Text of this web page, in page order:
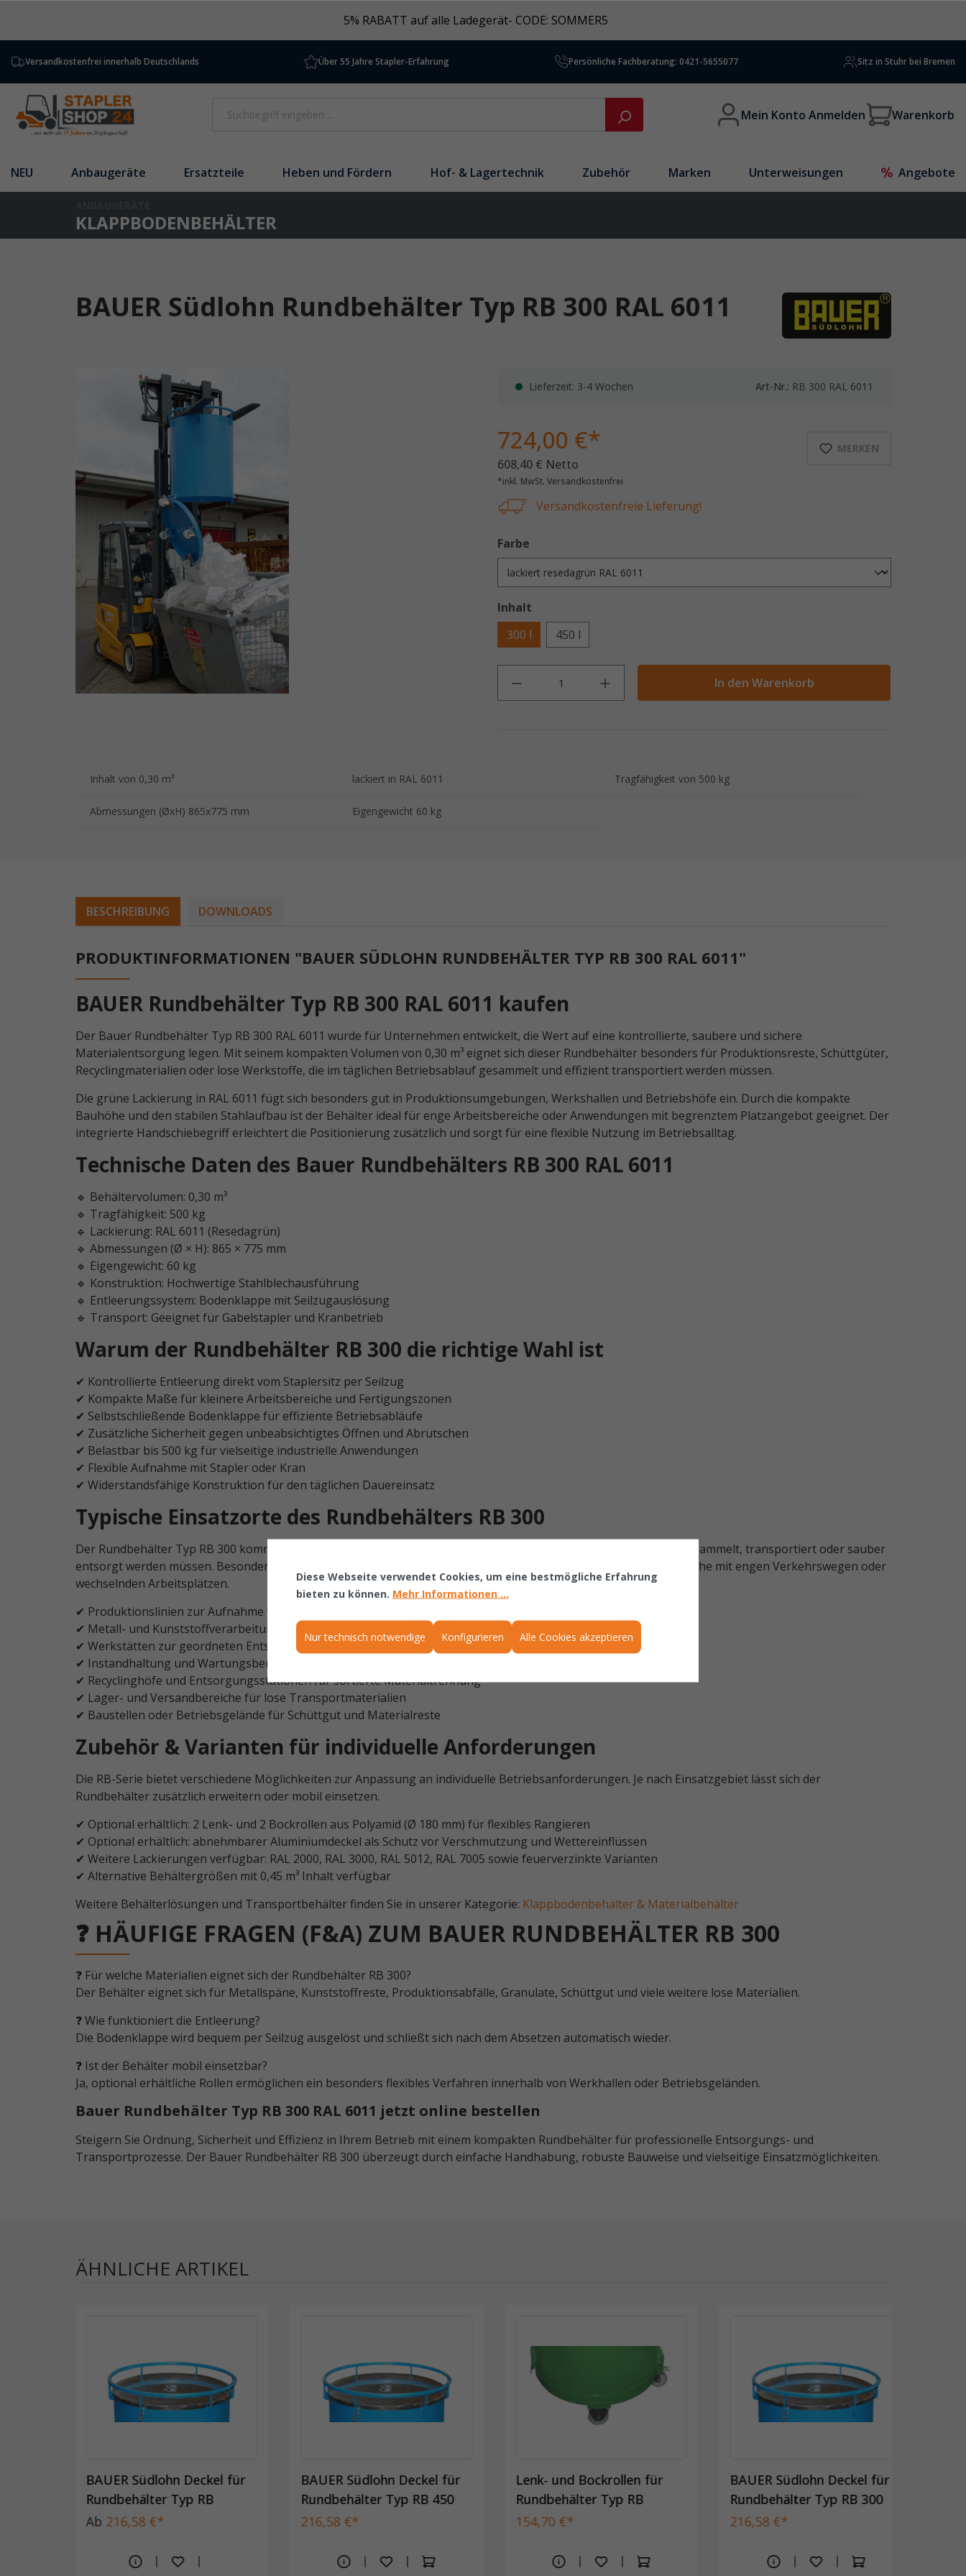
5% RABATT auf alle Ladegerät- CODE: SOMMER5
Versandkostenfrei innerhalb Deutschlands Über 55 Jahre Stapler-Erfahrung Persönliche Fachberatung: 0421-5655077 Sitz in Stuhr bei Bremen
Mein Konto Anmelden Warenkorb
NEU Anbaugeräte Ersatzteile Heben und Fördern Hof- & Lagertechnik Zubehör Marken Unterweisungen Angebote
KLAPPBODENBEHÄLTER
BAUER Südlohn Rundbehälter Typ RB 300 RAL 6011
Lieferzeit: 3-4 Wochen Art-Nr.: RB 300 RAL 6011
MERKEN
724,00 €*
608,40 € Netto
*inkl. MwSt. Versandkostenfrei
Versandkostenfreie Lieferung!
Farbe
Inhalt
300 l
450 l
In den Warenkorb
Inhalt von 0,30 m³ lackiert in RAL 6011 Tragfähigkeit von 500 kg
Abmessungen (ØxH) 865x775 mm Eigengewicht 60 kg
BESCHREIBUNG DOWNLOADS
PRODUKTINFORMATIONEN "BAUER SÜDLOHN RUNDBEHÄLTER TYP RB 300 RAL 6011"
BAUER Rundbehälter Typ RB 300 RAL 6011 kaufen
Der Bauer Rundbehälter Typ RB 300 RAL 6011 wurde für Unternehmen entwickelt, die Wert auf eine kontrollierte, saubere und sichere
Materialentsorgung legen. Mit seinem kompakten Volumen von 0,30 m³ eignet sich dieser Rundbehälter besonders für Produktionsreste, Schüttgüter,
Recyclingmaterialien oder lose Werkstoffe, die im täglichen Betriebsablauf gesammelt und effizient transportiert werden müssen.
Die grüne Lackierung in RAL 6011 fügt sich besonders gut in Produktionsumgebungen, Werkshallen und Betriebshöfe ein. Durch die kompakte
Bauhöhe und den stabilen Stahlaufbau ist der Behälter ideal für enge Arbeitsbereiche oder Anwendungen mit begrenztem Platzangebot geeignet. Der
integrierte Handschiebegriff erleichtert die Positionierung zusätzlich und sorgt für eine flexible Nutzung im Betriebsalltag.
Technische Daten des Bauer Rundbehälters RB 300 RAL 6011
🔹 Behältervolumen: 0,30 m³
🔹 Tragfähigkeit: 500 kg
🔹 Lackierung: RAL 6011 (Resedagrün)
🔹 Abmessungen (Ø × H): 865 × 775 mm
🔹 Eigengewicht: 60 kg
🔹 Konstruktion: Hochwertige Stahlblechausführung
🔹 Entleerungssystem: Bodenklappe mit Seilzugauslösung
🔹 Transport: Geeignet für Gabelstapler und Kranbetrieb
Warum der Rundbehälter RB 300 die richtige Wahl ist
✔ Kontrollierte Entleerung direkt vom Staplersitz per Seilzug
✔ Kompakte Maße für kleinere Arbeitsbereiche und Fertigungszonen
✔ Selbstschließende Bodenklappe für effiziente Betriebsabläufe
✔ Zusätzliche Sicherheit gegen unbeabsichtigtes Öffnen und Abrutschen
✔ Belastbar bis 500 kg für vielseitige industrielle Anwendungen
✔ Flexible Aufnahme mit Stapler oder Kran
✔ Widerstandsfähige Konstruktion für den täglichen Dauereinsatz
Typische Einsatzorte des Rundbehälters RB 300
Der Rundbehälter Typ RB 300 kommt überall dort zum Einsatz, wo kleinere bis mittlere Materialmengen schnell gesammelt, transportiert oder sauber
entsorgt werden müssen. Besonders durch die kompakte Bauweise eignet sich dieses Modell für Produktionsbereiche mit engen Verkehrswegen oder
wechselnden Arbeitsplätzen.
✔ Produktionslinien zur Aufnahme von Reststoffen und Ausschussmaterial
✔ Metall- und Kunststoffverarbeitung für Späne, Granulate oder Zuschnittreste
✔ Werkstätten zur geordneten Entsorgung von Materialabfällen
✔ Instandhaltung und Wartungsbereiche zur Sammlung technischer Reststoffe
✔ Recyclinghöfe und Entsorgungsstationen für sortierte Materialtrennung
✔ Lager- und Versandbereiche für lose Transportmaterialien
✔ Baustellen oder Betriebsgelände für Schüttgut und Materialreste
Zubehör & Varianten für individuelle Anforderungen
Die RB-Serie bietet verschiedene Möglichkeiten zur Anpassung an individuelle Betriebsanforderungen. Je nach Einsatzgebiet lässt sich der
Rundbehälter zusätzlich erweitern oder mobil einsetzen.
✔ Optional erhältlich: 2 Lenk- und 2 Bockrollen aus Polyamid (Ø 180 mm) für flexibles Rangieren
✔ Optional erhältlich: abnehmbarer Aluminiumdeckel als Schutz vor Verschmutzung und Wettereinflüssen
✔ Weitere Lackierungen verfügbar: RAL 2000, RAL 3000, RAL 5012, RAL 7005 sowie feuerverzinkte Varianten
✔ Alternative Behältergrößen mit 0,45 m³ Inhalt verfügbar
Weitere Behälterlösungen und Transportbehälter finden Sie in unserer Kategorie: Klappbodenbehälter & Materialbehälter
❓ HÄUFIGE FRAGEN (F&A) ZUM BAUER RUNDBEHÄLTER RB 300
❓ Für welche Materialien eignet sich der Rundbehälter RB 300?
Der Behälter eignet sich für Metallspäne, Kunststoffreste, Produktionsabfälle, Granulate, Schüttgut und viele weitere lose Materialien.
❓ Wie funktioniert die Entleerung?
Die Bodenklappe wird bequem per Seilzug ausgelöst und schließt sich nach dem Absetzen automatisch wieder.
❓ Ist der Behälter mobil einsetzbar?
Ja, optional erhältliche Rollen ermöglichen ein besonders flexibles Verfahren innerhalb von Werkhallen oder Betriebsgeländen.
Bauer Rundbehälter Typ RB 300 RAL 6011 jetzt online bestellen
Steigern Sie Ordnung, Sicherheit und Effizienz in Ihrem Betrieb mit einem kompakten Rundbehälter für professionelle Entsorgungs- und
Transportprozesse. Der Bauer Rundbehälter RB 300 überzeugt durch einfache Handhabung, robuste Bauweise und vielseitige Einsatzmöglichkeiten.
ÄHNLICHE ARTIKEL
BAUER Südlohn Deckel für
Rundbehälter Typ RB
Ab 216,58 €*
BAUER Südlohn Deckel für
Rundbehälter Typ RB 450
216,58 €*
Lenk- und Bockrollen für
Rundbehälter Typ RB
154,70 €*
BAUER Südlohn Deckel für
Rundbehälter Typ RB 300
216,58 €*
Diese Webseite verwendet Cookies, um eine bestmögliche Erfahrung
bieten zu können. Mehr Informationen ...
Nur technisch notwendige Konfigurieren Alle Cookies akzeptieren